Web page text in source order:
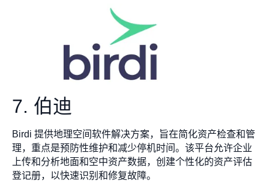
7. 伯迪
Birdi 提供地理空间软件解决方案，旨在简化资产检查和管
理，重点是预防性维护和减少停机时间。该平台允许企业
上传和分析地面和空中资产数据，创建个性化的资产评估
登记册，以快速识别和修复故障。